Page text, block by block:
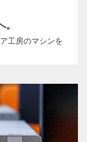
工房のマシンを